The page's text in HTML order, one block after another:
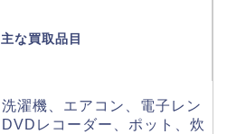
主な買取品目
濯機、エアコン、電子レン
レコーダー、ポット、炊